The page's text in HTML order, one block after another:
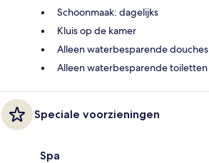
Schoonmaak: dagelijks
Kluis op de kamer
Alleen waterbesparende douches
Alleen waterbesparende toiletten
Speciale voorzieningen
Spa